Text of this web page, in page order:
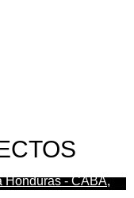
Honduras - CABA,